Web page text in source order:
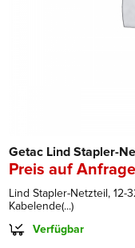
Getac Lind Stapler-
Preis auf Anfrage
Lind Stapler-Netzteil, 12-
Kabelende(...)
Verfügbar